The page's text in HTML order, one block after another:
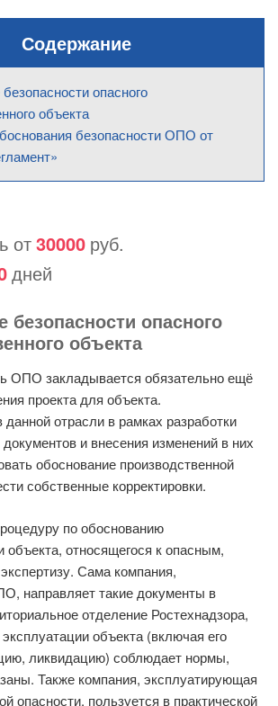
Содержание
опасного
объекта
безопасности ОПО от
от30000 руб.
дней
безопасности опасного
объекта
ОПО закладывается обязательно ещё
проекта для объекта.
отрасли в рамках разработки
и внесения изменений в них
обоснование производственной
собственные корректировки.
по обоснованию
объекта, относящегося к опасным,
Сама компания,
направляет такие документы в
отделение Ростехнадзора,
объекта (включая его
ликвидацию) соблюдает нормы,
Также компания, эксплуатирующая
опасности, пользуется в практической